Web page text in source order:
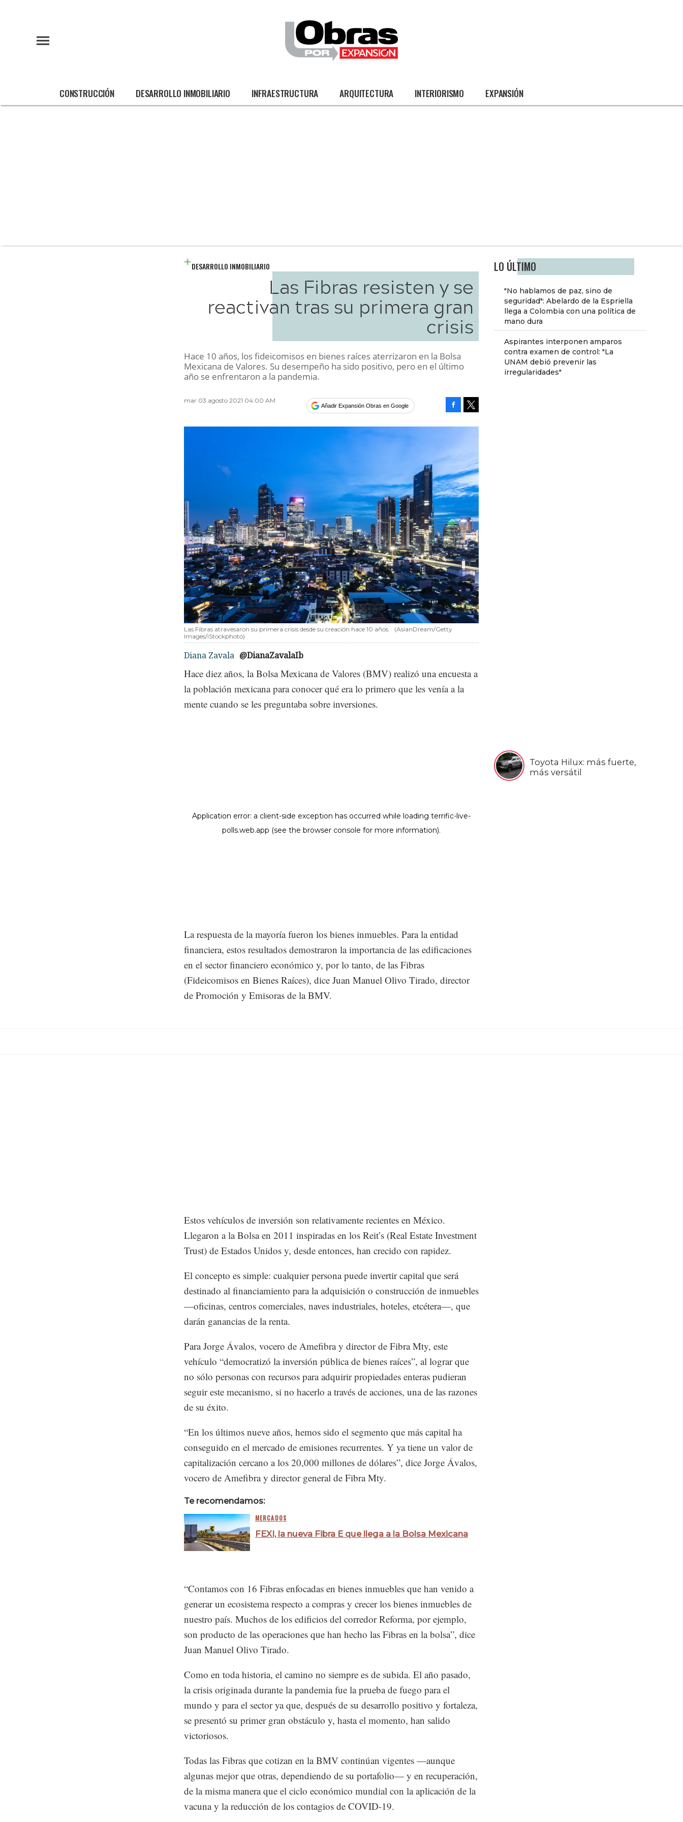
CONSTRUCCIÓN DESARROLLO INMOBILIARIO INFRAESTRUCTURA ARQUITECTURA INTERIORISMO EXPANSIÓN
LO ÚLTIMO
"No hablamos de paz, sino de
seguridad": Abelardo de la Espriella
llega a Colombia con una política de
mano dura
Aspirantes interponen amparos
contra examen de control: "La
UNAM debió prevenir las
irregularidades"
Toyota Hilux: más fuerte,
más versátil
DESARROLLO INMOBILIARIO
Las Fibras resisten y se
reactivan tras su primera gran
crisis
Hace 10 años, los fideicomisos en bienes raíces aterrizaron en la Bolsa
Mexicana de Valores. Su desempeño ha sido positivo, pero en el último
año se enfrentaron a la pandemia.
mar 03 agosto 2021 04:00 AM
Añadir Expansión Obras en Google
Las Fibras atravesaron su primera crisis desde su creación hace 10 años.
(AsianDream/Getty
Images/iStockphoto)
Diana Zavala @DianaZavalaIb
Hace diez años, la Bolsa Mexicana de Valores (BMV) realizó una encuesta a
la población mexicana para conocer qué era lo primero que les venía a la
mente cuando se les preguntaba sobre inversiones.
La respuesta de la mayoría fueron los bienes inmuebles. Para la entidad
financiera, estos resultados demostraron la importancia de las edificaciones
en el sector financiero económico y, por lo tanto, de las Fibras
(Fideicomisos en Bienes Raíces), dice Juan Manuel Olivo Tirado, director
de Promoción y Emisoras de la BMV.
Estos vehículos de inversión son relativamente recientes en México.
Llegaron a la Bolsa en 2011 inspiradas en los Reit’s (Real Estate Investment
Trust) de Estados Unidos y, desde entonces, han crecido con rapidez.
El concepto es simple: cualquier persona puede invertir capital que será
destinado al financiamiento para la adquisición o construcción de inmuebles
—oficinas, centros comerciales, naves industriales, hoteles, etcétera—, que
darán ganancias de la renta.
Para Jorge Ávalos, vocero de Amefibra y director de Fibra Mty, este
vehículo “democratizó la inversión pública de bienes raíces”, al lograr que
no sólo personas con recursos para adquirir propiedades enteras pudieran
seguir este mecanismo, si no hacerlo a través de acciones, una de las razones
de su éxito.
“En los últimos nueve años, hemos sido el segmento que más capital ha
conseguido en el mercado de emisiones recurrentes. Y ya tiene un valor de
capitalización cercano a los 20,000 millones de dólares”, dice Jorge Ávalos,
vocero de Amefibra y director general de Fibra Mty.
Te recomendamos:
MERCADOS
FEXI, la nueva Fibra E que llega a la Bolsa Mexicana
“Contamos con 16 Fibras enfocadas en bienes inmuebles que han venido a
generar un ecosistema respecto a compras y crecer los bienes inmuebles de
nuestro país. Muchos de los edificios del corredor Reforma, por ejemplo,
son producto de las operaciones que han hecho las Fibras en la bolsa”, dice
Juan Manuel Olivo Tirado.
Como en toda historia, el camino no siempre es de subida. El año pasado,
la crisis originada durante la pandemia fue la prueba de fuego para el
mundo y para el sector ya que, después de su desarrollo positivo y fortaleza,
se presentó su primer gran obstáculo y, hasta el momento, han salido
victoriosos.
Todas las Fibras que cotizan en la BMV continúan vigentes —aunque
algunas mejor que otras, dependiendo de su portafolio— y en recuperación,
de la misma manera que el ciclo económico mundial con la aplicación de la
vacuna y la reducción de los contagios de COVID-19.